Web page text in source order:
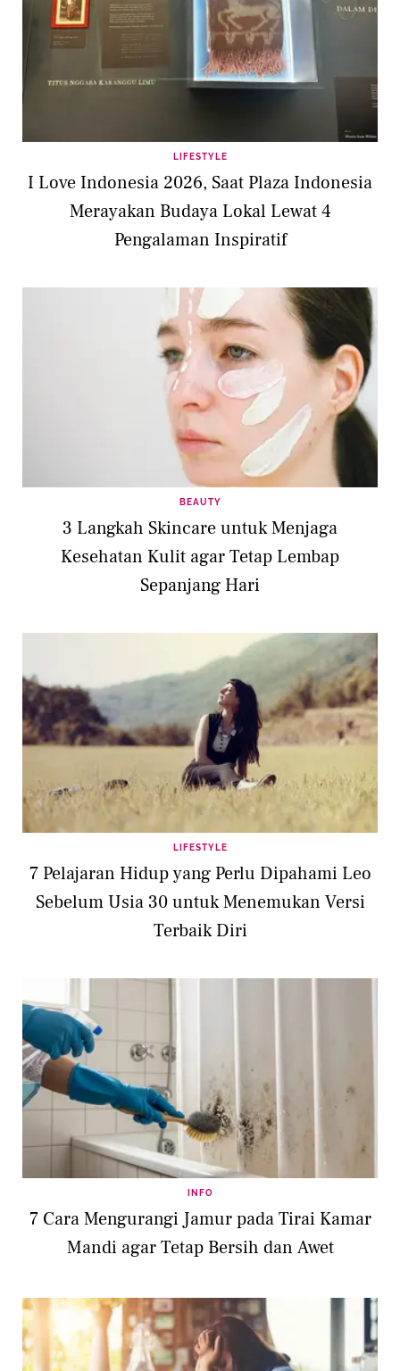
LIFESTYLE
I Love Indonesia 2026, Saat Plaza Indonesia
Merayakan Budaya Lokal Lewat 4
Pengalaman Inspiratif
BEAUTY
3 Langkah Skincare untuk Menjaga
Kesehatan Kulit agar Tetap Lembap
Sepanjang Hari
LIFESTYLE
7 Pelajaran Hidup yang Perlu Dipahami Leo
Sebelum Usia 30 untuk Menemukan Versi
Terbaik Diri
INFO
7 Cara Mengurangi Jamur pada Tirai Kamar
Mandi agar Tetap Bersih dan Awet